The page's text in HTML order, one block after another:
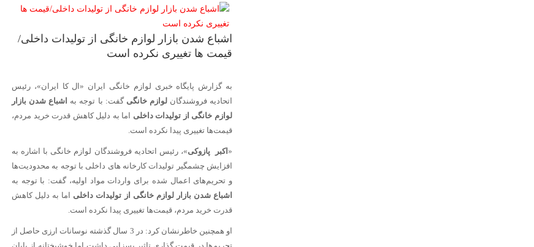
اشباع شدن بازار لوازم خانگی از تولیدات داخلی/
قیمت ‌ها تغییری نکرده‌ است
به گزارش پایگاه خبری لوازم خانگی ایران «ال کا ایران»، رئیس
اتحادیه فروشندگانلوازم خانگی گفت: با توجه به اشباع شدن بازار
لوازم خانگی از تولیدات داخلی اما به دلیل کاهش قدرت خرید مردم،
قیمت‌ها تغییری پیدا نکرده‌ است.
«اکبر پازوکی»، رئیس اتحادیه فروشندگان لوازم خانگی با اشاره به
افزایش چشمگیر تولیدات کارخانه های داخلی با توجه به محدودیت‌ها
و تحریم‌های اعمال شده برای واردات مواد اولیه، گفت: با توجه به
اشباع شدن بازار لوازم خانگی از تولیدات داخلی اما به دلیل کاهش
قدرت خرید مردم، قیمت‌ها تغییری پیدا نکرده‌ است.
او‌ همچنین خاطرنشان کرد: در 3 سال گذشته نوسانات ارزی حاصل از